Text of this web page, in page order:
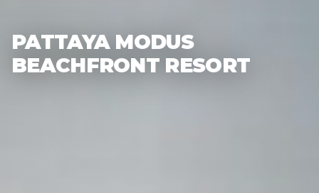
PATTAYA MODUS
BEACHFRONT RESORT